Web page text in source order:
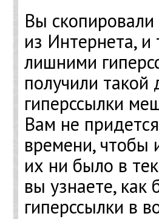
Вы
из Интернета, и
лишними
получили такой
гиперссылки
Вам не
времени, чтобы
их ни было в
вы узнаете, как
гиперссылки в